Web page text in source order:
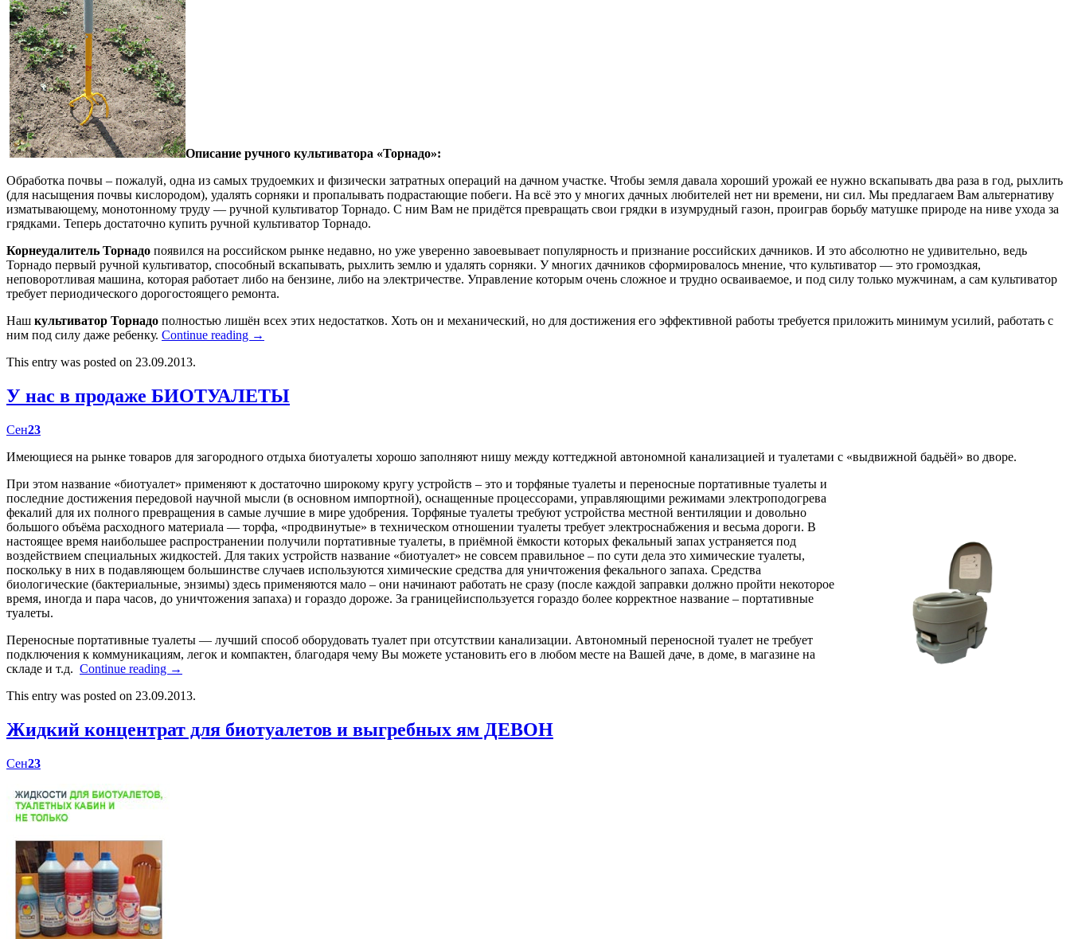
Описание ручного культиватора «Торнадо»:
Обработка почвы – пожалуй, одна из самых трудоемких и физически затратных операций на дачном участке. Чтобы земля давала хороший урожай ее нужно вскапывать два раза в год, рыхлить
(для насыщения почвы кислородом), удалять сорняки и пропалывать подрастающие побеги. На всё это у многих дачных любителей нет ни времени, ни сил. Мы предлагаем Вам альтернативу
изматывающему, монотонному труду — ручной культиватор Торнадо. С ним Вам не придётся превращать свои грядки в изумрудный газон, проиграв борьбу матушке природе на ниве ухода за
грядками. Теперь достаточно купить ручной культиватор Торнадо.
Корнеудалитель Торнадо появился на российском рынке недавно, но уже уверенно завоевывает популярность и признание российских дачников. И это абсолютно не удивительно, ведь
Торнадо первый ручной культиватор, способный вскапывать, рыхлить землю и удалять сорняки. У многих дачников сформировалось мнение, что культиватор — это громоздкая,
неповоротливая машина, которая работает либо на бензине, либо на электричестве. Управление которым очень сложное и трудно осваиваемое, и под силу только мужчинам, а сам культиватор
требует периодического дорогостоящего ремонта.
Наш культиватор Торнадо полностью лишён всех этих недостатков. Хоть он и механический, но для достижения его эффективной работы требуется приложить минимум усилий, работать с
ним под силу даже ребенку. Continue reading →
This entry was posted on 23.09.2013.
У нас в продаже БИОТУАЛЕТЫ
Сен23
Имеющиеся на рынке товаров для загородного отдыха биотуалеты хорошо заполняют нишу между коттеджной автономной канализацией и туалетами с «выдвижной бадьёй» во дворе.
При этом название «биотуалет» применяют к достаточно широкому кругу устройств – это и торфяные туалеты и переносные портативные туалеты и
последние достижения передовой научной мысли (в основном импортной), оснащенные процессорами, управляющими режимами электроподогрева
фекалий для их полного превращения в самые лучшие в мире удобрения. Торфяные туалеты требуют устройства местной вентиляции и довольно
большого объёма расходного материала — торфа, «продвинутые» в техническом отношении туалеты требует электроснабжения и весьма дороги. В
настоящее время наибольшее распространении получили портативные туалеты, в приёмной ёмкости которых фекальный запах устраняется под
воздействием специальных жидкостей. Для таких устройств название «биотуалет» не совсем правильное – по сути дела это химические туалеты,
поскольку в них в подавляющем большинстве случаев используются химические средства для уничтожения фекального запаха. Средства
биологические (бактериальные, энзимы) здесь применяются мало – они начинают работать не сразу (после каждой заправки должно пройти некоторое
время, иногда и пара часов, до уничтожения запаха) и гораздо дороже. За границейиспользуется гораздо более корректное название – портативные
туалеты.
Переносные портативные туалеты — лучший способ оборудовать туалет при отсутствии канализации. Автономный переносной туалет не требует
подключения к коммуникациям, легок и компактен, благодаря чему Вы можете установить его в любом месте на Вашей даче, в доме, в магазине на
складе и т.д. Continue reading →
This entry was posted on 23.09.2013.
Жидкий концентрат для биотуалетов и выгребных ям ДЕВОН
Сен23